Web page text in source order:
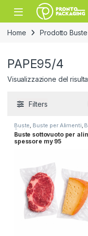
Skip to navigation
Skip to content
Open
Home Prodotto
PAPE95/4
Visualizzazione del
Filters
Buste, Buste per Alimenti,
Sottovuoto
Buste sottovuoto per
spessore my 95